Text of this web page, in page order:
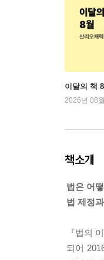
이달의 책
2026년 08
책소개
법은 어
법 제정
『법의
되어